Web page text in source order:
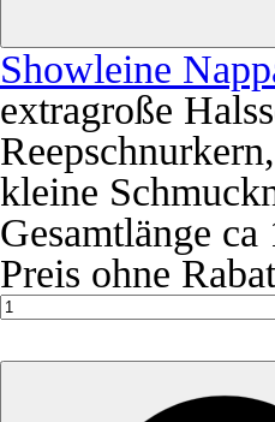
Showleine
extragroße
kleine
Gesamtlänge
Preis ohne